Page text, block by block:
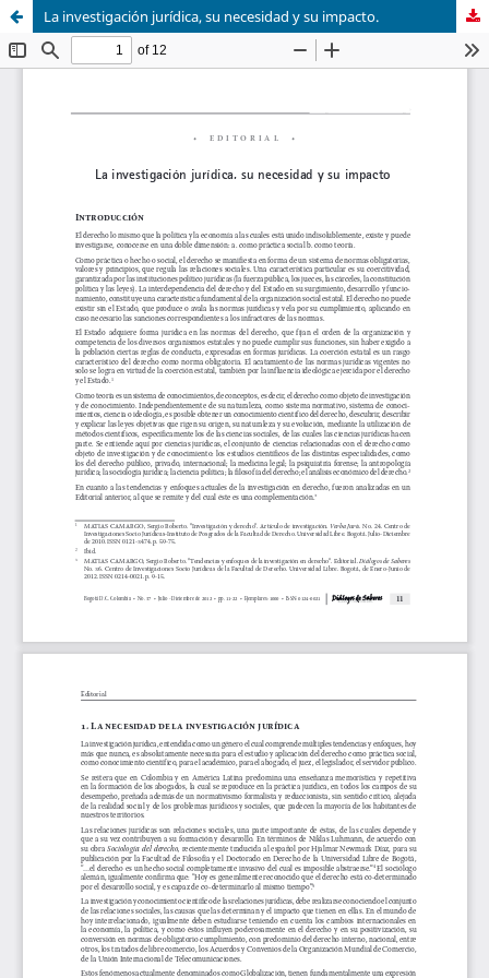
La investigación jurídica, su necesidad y su impacto.